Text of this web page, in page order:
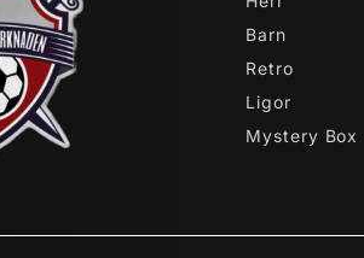
Barn
Retro
Ligor
Mystery Box